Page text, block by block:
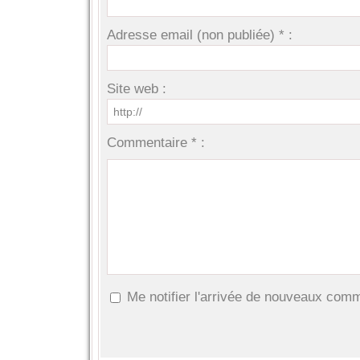
Adresse email (non publiée) * :
Site web :
Commentaire * :
Me notifier l'arrivée de nouveaux